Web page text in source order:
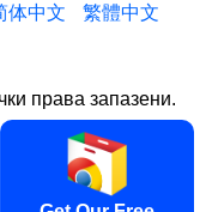
体中文
繁體中文
права запазени.